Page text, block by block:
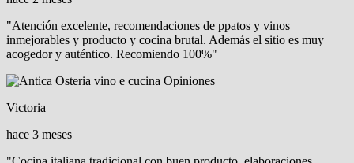
"Atención excelente, recomendaciones de ppatos y vinos
inmejorables y producto y cocina brutal. Además el sitio es muy
acogedor y auténtico. Recomiendo 100%"
Victoria
hace 3 meses